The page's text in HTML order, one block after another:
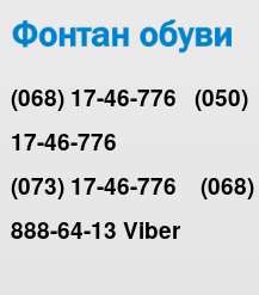
(068) 17-46-776 (050)
17-46-776
(073) 17-46-776
(068)
888-64-13 Viber